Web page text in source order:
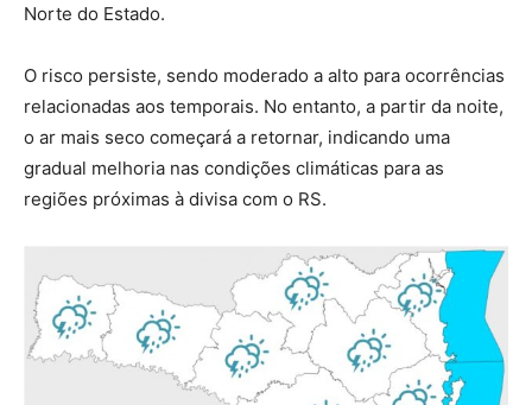
Norte do Estado.
O risco persiste, sendo moderado a alto para ocorrências
relacionadas aos temporais. No entanto, a partir da noite,
o ar mais seco começará a retornar, indicando uma
gradual melhoria nas condições climáticas para as
regiões próximas à divisa com o RS.